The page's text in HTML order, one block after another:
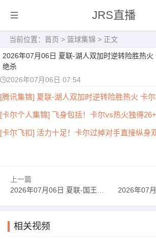
JRS直播
当前位置： 首页 > 篮球集锦 > 正文
2026年07月06日 夏联-湖人双加时逆转险胜热
绝杀
2026年07月06日 07:54
[腾讯集锦] 夏联-湖人双加时逆转险胜热火 卡
[卡尔个人集锦] 飞身包括！卡尔vs热火独得
[卡尔飞扣] 活力十足！卡尔过掉对手直接纵身
上一篇
2026年07月06日 夏联-国王逆转勇士蓝队 郭昊文首秀9分钟4分3助 夏普18分
2026年07月06日 夏联-篮网
相关视频